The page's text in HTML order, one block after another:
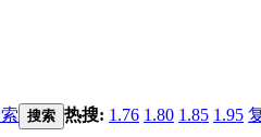
搜索 热搜: 1.76 1.80 1.85 1.95